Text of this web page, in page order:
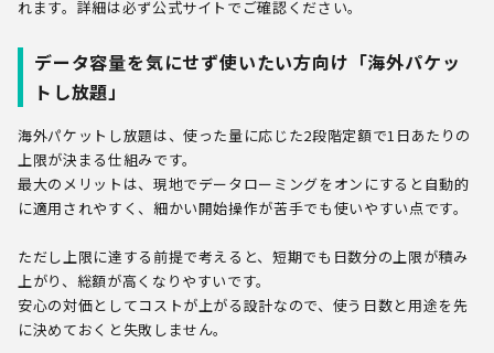
れます。詳細は必ず公式サイトでご確認ください。
データ容量を気にせず使いたい方向け「海外パケッ
トし放題」
海外パケットし放題は、使った量に応じた2段階定額で1日あたりの
上限が決まる仕組みです。
最大のメリットは、現地でデータローミングをオンにすると自動的
に適用されやすく、細かい開始操作が苦手でも使いやすい点です。
ただし上限に達する前提で考えると、短期でも日数分の上限が積み
上がり、総額が高くなりやすいです。
安心の対価としてコストが上がる設計なので、使う日数と用途を先
に決めておくと失敗しません。